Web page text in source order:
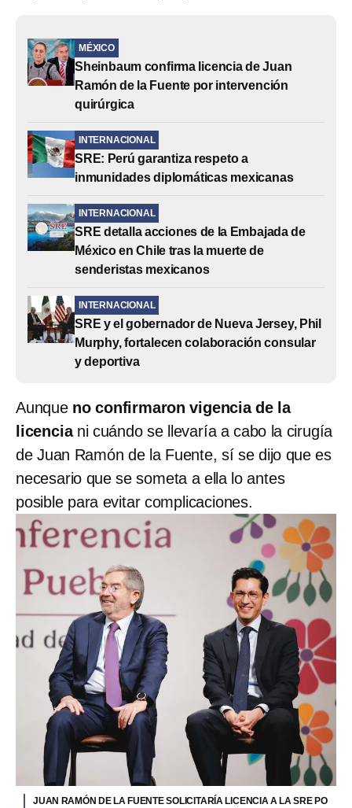
MÉXICO
Sheinbaum confirma licencia de Juan
Ramón de la Fuente por intervención
quirúrgica
INTERNACIONAL
SRE: Perú garantiza respeto a
inmunidades diplomáticas mexicanas
INTERNACIONAL
SRE detalla acciones de la Embajada de
México en Chile tras la muerte de
senderistas mexicanos
INTERNACIONAL
SRE y el gobernador de Nueva Jersey, Phil
Murphy, fortalecen colaboración consular
y deportiva
Aunque no confirmaron vigencia de la
licenciani cuándo se llevaría a cabo la cirugía
de Juan Ramón de la Fuente, sí se dijo que es
necesario que se someta a ella lo antes
posible para evitar complicaciones.
JUAN RAMÓN DE LA FUENTE SOLICITARÍA LICENCIA A LA SRE PO